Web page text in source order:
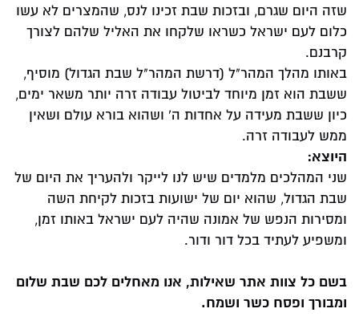
שזה היום שגרם, ובזכות שבת זכינו לנס, שהמצרים לא עשו
כלום לעם ישראל כשראו שלקחו את האליל שלהם לצורך
קרבנם.
באותו מהלך המהר"ל (דרשת המהר"ל שבת הגדול) מוסיף,
ששבת הוא זמן מיוחד לביטול עבודה זרה יותר משאר ימים,
כיון ששבת מעידה על אחדות ה' ושהוא בורא עולם ושאין
ממש לעבודה זרה.
היוצא:
שני המהלכים מלמדים שיש לנו לייקר ולהעריך את היום של
שבת הגדול, שהוא יום של ישועות בזכות לקיחת השה
ומסירות הנפש של אמונה שהיה לעם ישראל באותו זמן,
ומשפיע לעתיד בכל דור ודור.
בשם כל צוות אתר שאילות, אנו מאחלים לכם שבת שלום
ומבורך ופסח כשר ושמח.